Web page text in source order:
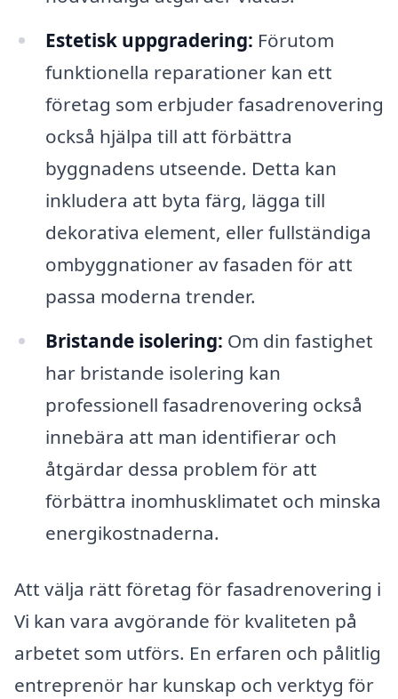
Estetisk uppgradering: Förutom
funktionella reparationer kan ett
företag som erbjuder fasadrenovering
också hjälpa till att förbättra
byggnadens utseende. Detta kan
inkludera att byta färg, lägga till
dekorativa element, eller fullständiga
ombyggnationer av fasaden för att
passa moderna trender.
Bristande isolering: Om din fastighet
har bristande isolering kan
professionell fasadrenovering också
innebära att man identifierar och
åtgärdar dessa problem för att
förbättra inomhusklimatet och minska
energikostnaderna.
Att välja rätt företag för fasadrenovering i
Vi kan vara avgörande för kvaliteten på
arbetet som utförs. En erfaren och pålitlig
entreprenör har kunskap och verktyg för